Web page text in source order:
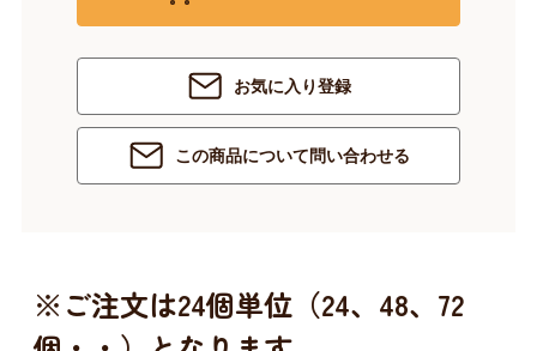
お気に入り登録
この商品について問い合わせる
※ご注文は24個単位（24、48、72